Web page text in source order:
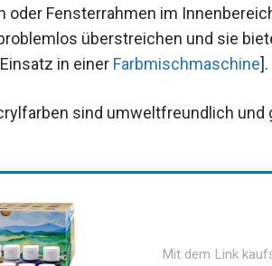
oder Fensterrahmen im
überstreichen und sie
in einer Farbmischmaschine].
sind umweltfreundlich
Mit dem Link